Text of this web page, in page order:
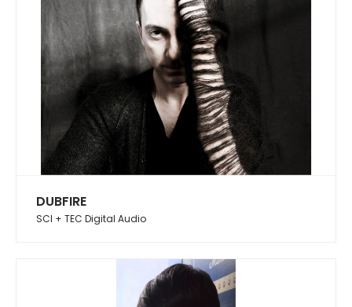
DUBFIRE
SCI + TEC Digital Audio